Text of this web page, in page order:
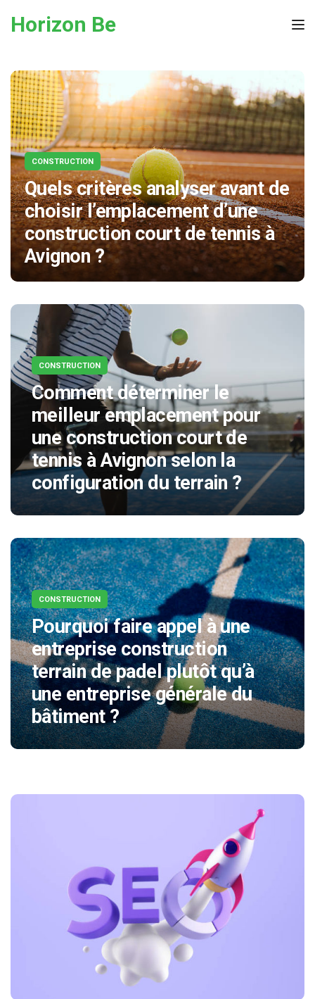
Horizon Be
CONSTRUCTION
Quels critères analyser avant de
choisir l’emplacement d’une
construction court de tennis à
Avignon ?
CONSTRUCTION
Comment déterminer le
meilleur emplacement pour
une construction court de
tennis à Avignon selon la
configuration du terrain ?
CONSTRUCTION
Pourquoi faire appel à une
entreprise construction
terrain de padel plutôt qu’à
une entreprise générale du
bâtiment ?